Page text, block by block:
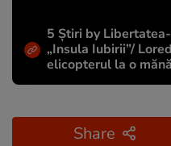
5 Știri by
„Insula Iubirii”/
elicopterul la o
Share